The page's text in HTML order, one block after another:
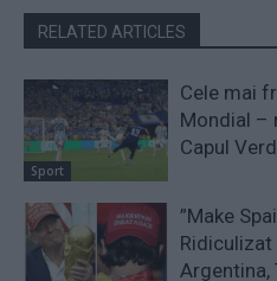
RELATED ARTICLES
Sport
Cele mai
Mondial –
Capul
”Make
Ridiculizat
Argentina,